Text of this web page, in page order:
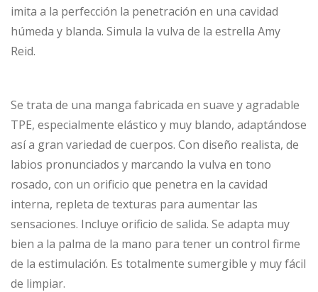
imita a la perfección la penetración en una cavidad
húmeda y blanda. Simula la vulva de la estrella Amy
Reid.
Se trata de una manga fabricada en suave y agradable
TPE, especialmente elástico y muy blando, adaptándose
así a gran variedad de cuerpos. Con diseño realista, de
labios pronunciados y marcando la vulva en tono
rosado, con un orificio que penetra en la cavidad
interna, repleta de texturas para aumentar las
sensaciones. Incluye orificio de salida. Se adapta muy
bien a la palma de la mano para tener un control firme
de la estimulación. Es totalmente sumergible y muy fácil
de limpiar.